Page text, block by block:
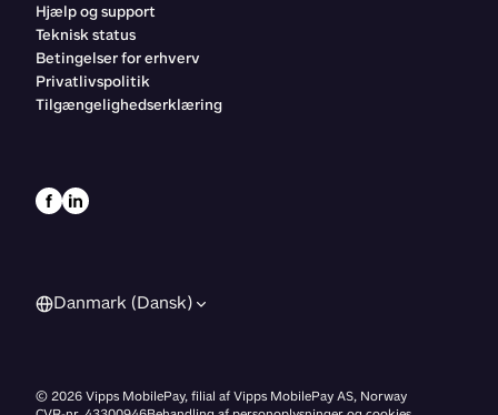
Hjælp og support
Teknisk status
Betingelser for erhverv
Privatlivspolitik
Tilgængelighedserklæring
Danmark (Dansk)
©2026Vipps MobilePay, filial af Vipps MobilePay AS, Norway